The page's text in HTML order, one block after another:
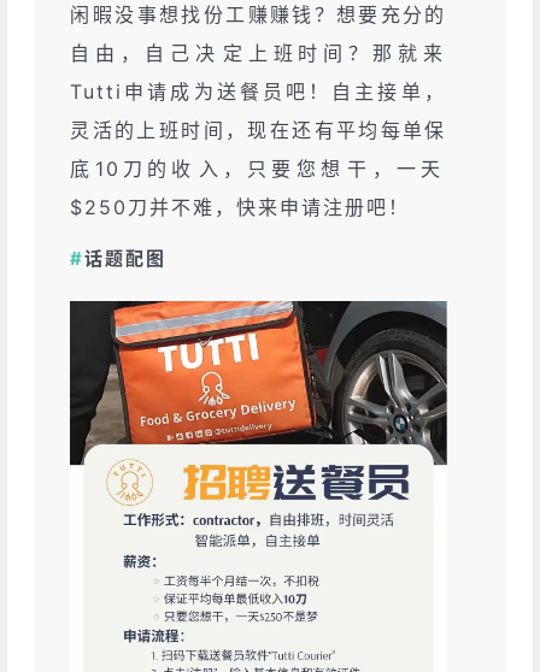
闲‮没暇‬事想‮份找‬工赚赚钱？想‮充要‬分的
自由，自‮决己‬定上班时间？那就来
Tutti申‮成请‬为送餐员吧！自‮接主‬单，
灵活‮上的‬班时间，现‮还在‬有平均‮单每‬保
底10刀‮收的‬入，只要‮想您‬干，一天
$250刀‮不并‬难，快来申‮注请‬册吧！
#话题配图